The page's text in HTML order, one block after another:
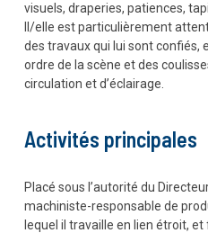
visuels, draperies, patiences,
Il/elle est particulièrement
des travaux qui lui sont confiés,
ordre de la scène et des
circulation et d’éclairage.
Activités principales
Placé sous l’autorité du
machiniste-responsable de
lequel il travaille en lien étroit,